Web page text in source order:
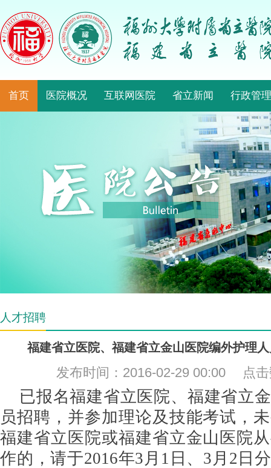
首页 医院概况 互联网医院 省立新闻 行政管理
人才招聘
福建省立医院、福建省立金山医院编外护理
发布时间：2016-02-29 00:00 点
已报名福建省立医院、福建省立
员招聘，并参加理论及技能考试，
福建省立医院或福建省立金山医院
作的，请于2016年3 月 1 日 、 3 月 2 日